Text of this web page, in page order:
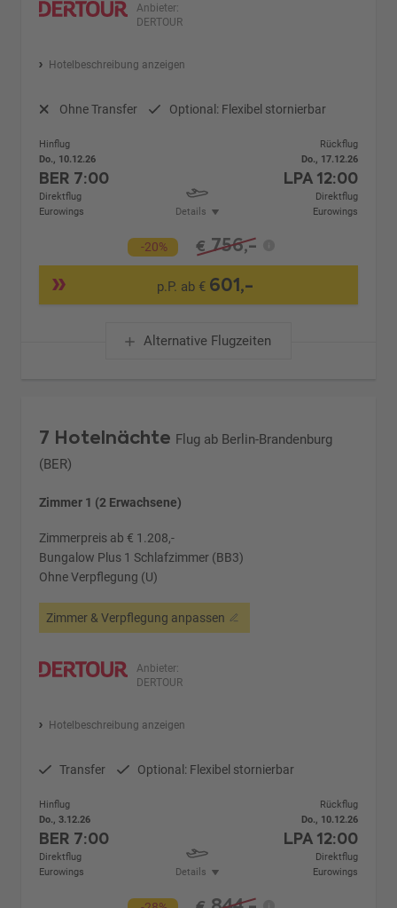
Anbieter:
DERTOUR
Hotelbeschreibung anzeigen
Ohne Transfer Optional: Flexibel stornierbar
Hinflug
Do., 10.12.26
BER 7:00
Direktflug
Eurowings
Details
Rückflug
Do., 17.12.26
LPA 12:00
Direktflug
Eurowings
-20% € 756,-
p.P. ab € 601,-
Alternative Flugzeiten
7 Hotelnächte Flug ab Berlin-Brandenburg
(BER)
Zimmer 1 (2 Erwachsene)
Zimmerpreis ab € 1.208,-
Bungalow Plus 1 Schlafzimmer (BB3)
Ohne Verpflegung (U)
Zimmer & Verpflegung anpassen
Anbieter:
DERTOUR
Hotelbeschreibung anzeigen
Transfer Optional: Flexibel stornierbar
Hinflug
Do., 3.12.26
BER 7:00
Direktflug
Eurowings
Details
Rückflug
Do., 10.12.26
LPA 12:00
Direktflug
Eurowings